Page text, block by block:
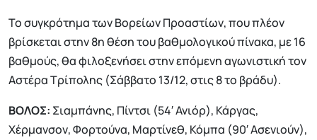
Το συγκρότημα των Βορείων Προαστίων, που πλέον
βρίσκεται στην 8η θέση του βαθμολογικού πίνακα, με 16
βαθμούς, θα φιλοξενήσει στην επόμενη αγωνιστική τον
Αστέρα Τρίπολης (Σάββατο 13/12, στις 8 το βράδυ).
ΒΟΛΟΣ: Σιαμπάνης, Πίντσι (54′ Ανιόρ), Κάργας,
Χέρμανσον, Φορτούνα, Μαρτίνεθ, Κόμπα (90′ Ασενιούν),